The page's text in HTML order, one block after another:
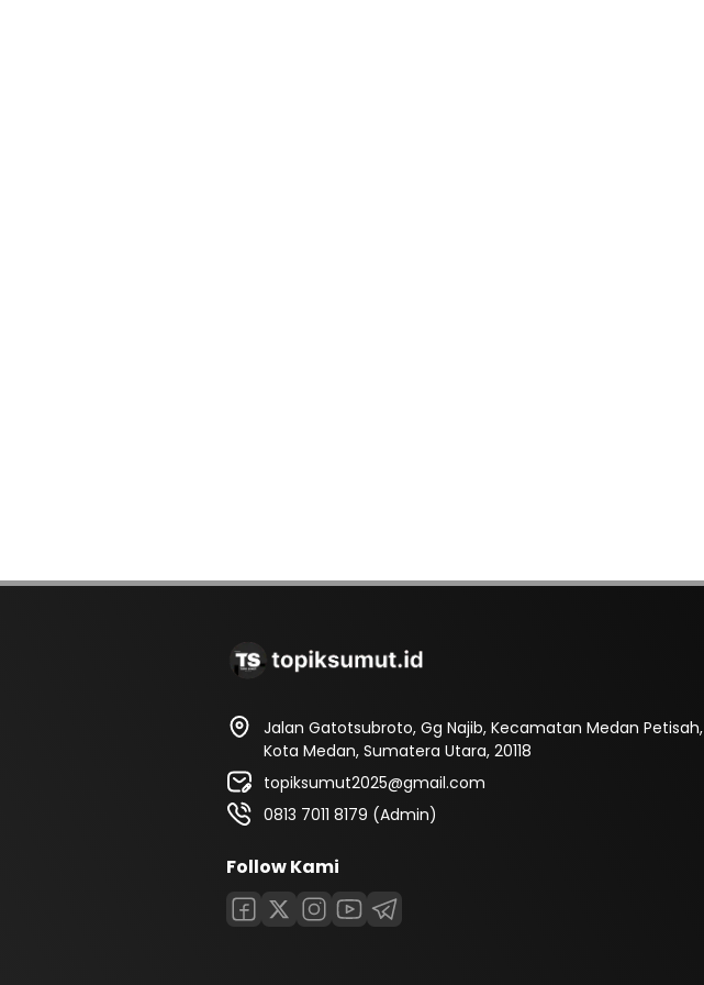
Jalan Gatotsubroto, Gg Najib, Kecamatan Medan Petisah,
Kota Medan, Sumatera Utara, 20118
topiksumut2025@gmail.com
0813 7011 8179 (Admin)
Follow Kami